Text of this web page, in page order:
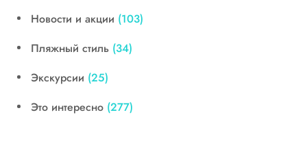
Новости и акции (103)
Пляжный стиль (34)
Экскурсии (25)
Это интересно (277)